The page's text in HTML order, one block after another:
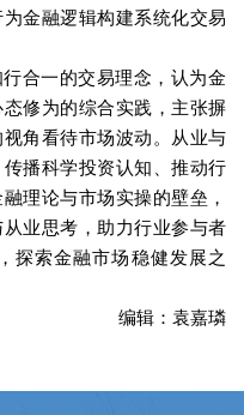
金融逻辑构建系统化交易
合一的交易理念，认为金
修为的综合实践，主张摒
角看待市场波动。从业与
播科学投资认知、推动行
理论与市场实操的壁垒，
业思考，助力行业参与者
探索金融市场稳健发展之
编辑：袁嘉璘